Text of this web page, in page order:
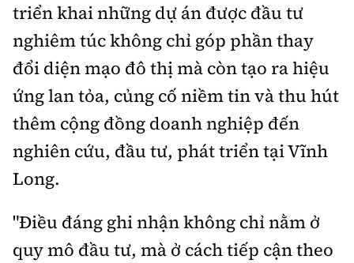
triển khai những dự án được đầu tư
nghiêm túc không chỉ góp phần thay
đổi diện mạo đô thị mà còn tạo rahiệu
ứng lan tỏa, củng cố niềm tin và thu hút
thêm cộng đồng doanh nghiệp đến
nghiên cứu, đầu tư, phát triển tại Vĩnh
Long.
"Điều đáng ghi nhận không chỉ nằm ở
quy mô đầu tư, mà ở cách tiếp cận theo